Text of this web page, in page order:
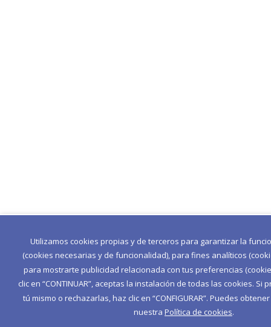
Utilizamos cookies propias y de terceros para garantizar la
(cookies necesarias y de funcionalidad), para fines analíticos
para mostrarte publicidad relacionada con tus preferencias
clic en “CONTINUAR”, aceptas la instalación de todas las cookies.
tú mismo o rechazarlas, haz clic en “CONFIGURAR”. Puedes
nuestra Política de cookies.